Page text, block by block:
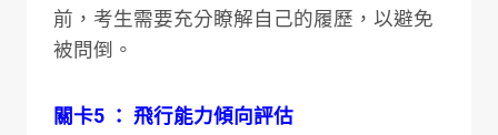
前，考生需要充分瞭解自己的履歷，以避免
被問倒。
關卡5 ： 飛行能力傾向評估